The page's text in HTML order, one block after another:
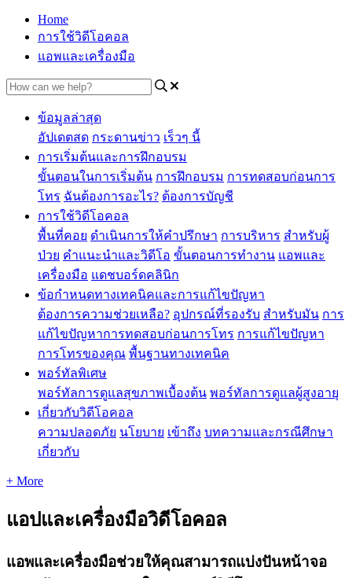
Home
การใช้วิดีโอคอล
แอพและเครื่องมือ
ข้อมูลล่าสุด
อัปเดตสด กระดานข่าว เร็วๆ นี้
การเริ่มต้นและการฝึกอบรม
ขั้นตอนในการเริ่มต้น การฝึกอบรม การทดสอบก่อนการ
โทร ฉันต้องการอะไร? ต้องการบัญชี
การใช้วิดีโอคอล
พื้นที่คอย ดำเนินการให้คำปรึกษา การบริหาร สำหรับผู้
ป่วย คำแนะนำและวิดีโอ ขั้นตอนการทำงาน แอพและ
เครื่องมือ แดชบอร์ดคลินิก
ข้อกำหนดทางเทคนิคและการแก้ไขปัญหา
ต้องการความช่วยเหลือ? อุปกรณ์ที่รองรับ สำหรับมัน การ
แก้ไขปัญหาการทดสอบก่อนการโทร การแก้ไขปัญหา
การโทรของคุณ พื้นฐานทางเทคนิค
พอร์ทัลพิเศษ
พอร์ทัลการดูแลสุขภาพเบื้องต้น พอร์ทัลการดูแลผู้สูงอายุ
เกี่ยวกับวิดีโอคอล
ความปลอดภัย นโยบาย เข้าถึง บทความและกรณีศึกษา
เกี่ยวกับ
+ More
แอปและเครื่องมือวิดีโอคอล
แอพและเครื่องมือช่วยให้คุณสามารถแบ่งปันหน้าจอ